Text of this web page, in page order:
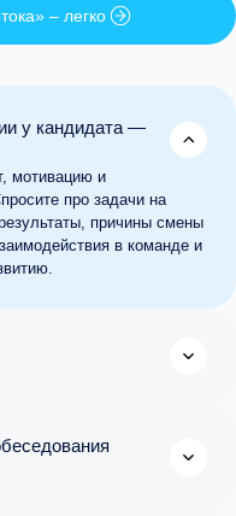
– легко
у кандидата —
мотивацию и
про задачи на
причины смены
в команде и